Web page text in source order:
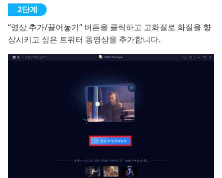
“영상 추가/끌어놓기“ 버튼을 클릭하고 고화질로 화질을 향
상시키고 싶은 트위터 동영상을 추가합니다.